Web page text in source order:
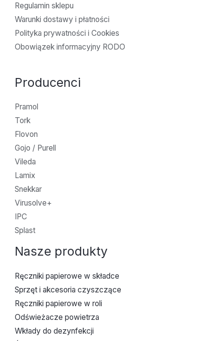
Regulamin sklepu
Warunki dostawy i płatności
Polityka prywatności i Cookies
Obowiązek informacyjny RODO
Producenci
Pramol
Tork
Flovon
Gojo / Purell
Vileda
Lamix
Snekkar
Virusolve+
IPC
Splast
Nasze produkty
Ręczniki papierowe w składce
Sprzęt i akcesoria czyszczące
Ręczniki papierowe w roli
Odświeżacze powietrza
Wkłady do dezynfekcji